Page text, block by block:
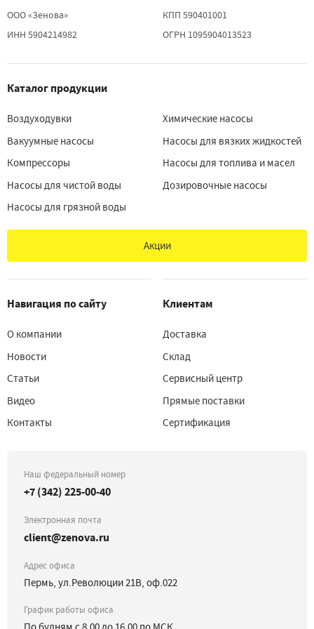
ООО «Зенова»
ИНН 5904214982
КПП 590401001
ОГРН 1095904013523
Каталог продукции
Воздуходувки
Вакуумные насосы
Компрессоры
Насосы для чистой воды
Насосы для грязной воды
Химические насосы
Насосы для вязких жидкостей
Насосы для топлива и масел
Дозировочные насосы
Акции
Навигация по сайту
О компании
Новости
Статьи
Видео
Контакты
Клиентам
Доставка
Склад
Сервисный центр
Прямые поставки
Сертификация
Наш федеральный номер
+7 (342) 225-00-40
Электронная почта
client@zenova.ru
Адрес офиса
Пермь, ул.Революции 21В, оф.022
График работы офиса